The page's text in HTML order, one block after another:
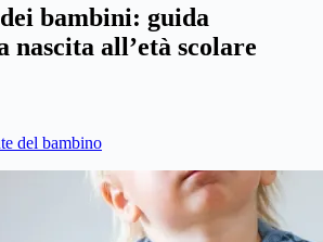
bambini: guida
nascita all’età scolare
del bambino